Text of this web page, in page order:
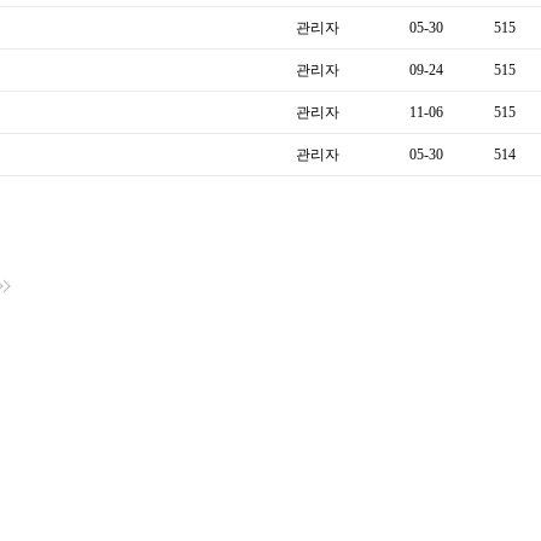
관리자 05-30 515
관리자 09-24 515
관리자 11-06 515
관리자 05-30 514